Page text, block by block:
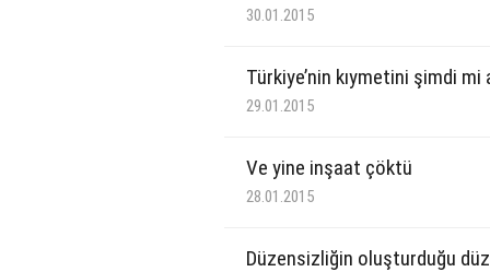
30.01.2015
Türkiye’nin kıymetini şimdi mi
29.01.2015
Ve yine inşaat çöktü
28.01.2015
Düzensizliğin oluşturduğu